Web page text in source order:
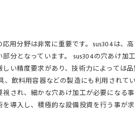
用分野は非常に重要です。sus304は
分となっています。 sus304の穴あけ
い精度要求があり、技術力によっては
飲料用容器などの製造にも利用され
され、細かな穴あけ加工が必要にな
導入し、積極的な設備投資を行う事